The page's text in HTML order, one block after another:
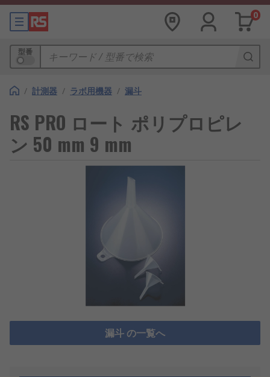
0
型番
/ 計測器 / ラボ用機器 / 漏斗
RS PRO ロート ポリプロピレ
ン 50 mm 9 mm
漏斗 の一覧へ